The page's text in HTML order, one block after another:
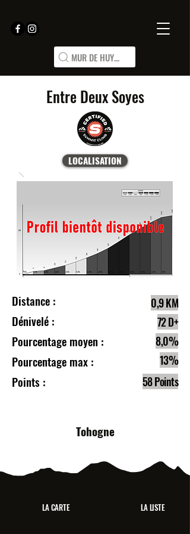
MUR DE HUY...
Entre Deux Soyes
LOCALISATION
Distance :
Dénivelé :
Pourcentage moyen :
Pourcentage max :
Points :
0,9 KM
72 D+
8,0%
13%
58 Points
Tohogne
LA CARTE LA LISTE